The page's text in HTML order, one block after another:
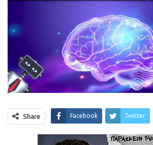
Share Facebook Twitter